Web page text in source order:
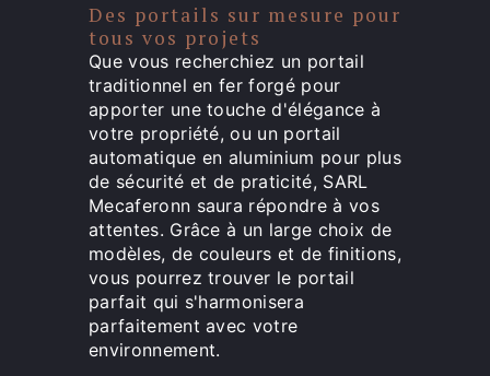
Des portails sur mesure pour
tous vos projets
Que vous recherchiez un portail
traditionnel en fer forgé pour
apporter une touche d'élégance à
votre propriété, ou un portail
automatique en aluminium pour plus
de sécurité et de praticité, SARL
Mecaferonn saura répondre à vos
attentes. Grâce à un large choix de
modèles, de couleurs et de finitions,
vous pourrez trouver le portail
parfait qui s'harmonisera
parfaitement avec votre
environnement.